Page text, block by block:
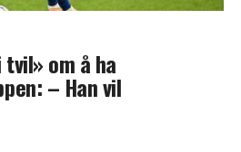
om å ha
– Han vil